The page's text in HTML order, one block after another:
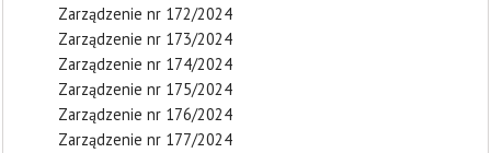
Zarządzenie nr 172/2024
Zarządzenie nr 173/2024
Zarządzenie nr 174/2024
Zarządzenie nr 175/2024
Zarządzenie nr 176/2024
Zarządzenie nr 177/2024